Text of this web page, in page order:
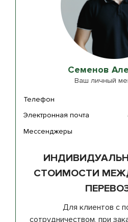
СТОИМОСТИ
Для клиентов с
сотрудничеством, при
Семенов
Ваш личный
Телефон
Электронная почта
Мессенджеры